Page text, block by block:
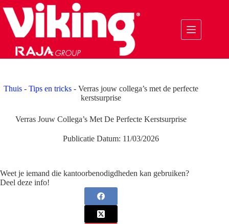
naar
inhoud
Thuis- Tips en tricks- Verras jouw collega’s met de perfecte
kerstsurprise
Verras Jouw Collega’s Met De Perfecte Kerstsurprise
Publicatie Datum: 11/03/2026
Weet je iemand die kantoorbenodigdheden kan gebruiken?
Deel deze info!